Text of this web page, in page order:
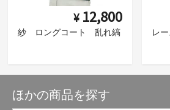
¥ 12,800
紗 ロングコート 乱れ縞 レ
ほかの商品を探す